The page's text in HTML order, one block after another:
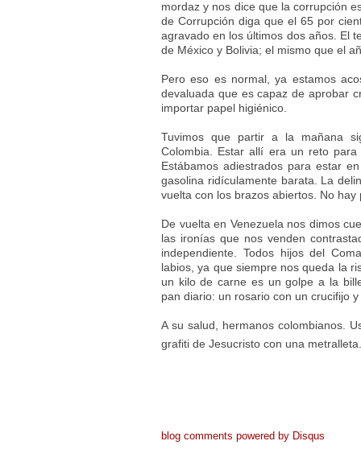
mordaz y nos dice que la corrupción
de Corrupción diga que el 65 por
agravado en los últimos dos años. El
de México y Bolivia; el mismo que el
Pero eso es normal, ya estamos
devaluada que es capaz de aprobar
importar papel higiénico.
Tuvimos que partir a la mañana
Colombia. Estar allí era un reto
Estábamos adiestrados para estar
gasolina ridículamente barata. La
vuelta con los brazos abiertos. No
De vuelta en Venezuela nos dimos
las ironías que nos venden
independiente. Todos hijos del
labios, ya que siempre nos queda la
un kilo de carne es un golpe a la
pan diario: un rosario con un crucifijo
A su salud, hermanos colombianos.
grafiti de Jesucristo con una
blog comments powered by Disqus